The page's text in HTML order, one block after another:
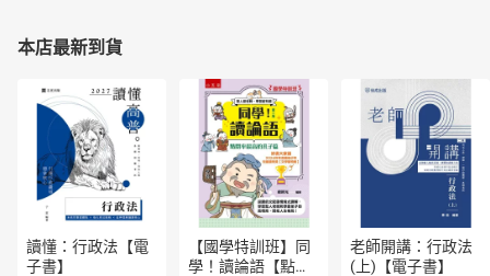
本店最新到貨
讀懂：行政法【電
子書】
【國學特訓班】同
學！讀論語【點閱
老師開講：行政法
(上)【電子書】